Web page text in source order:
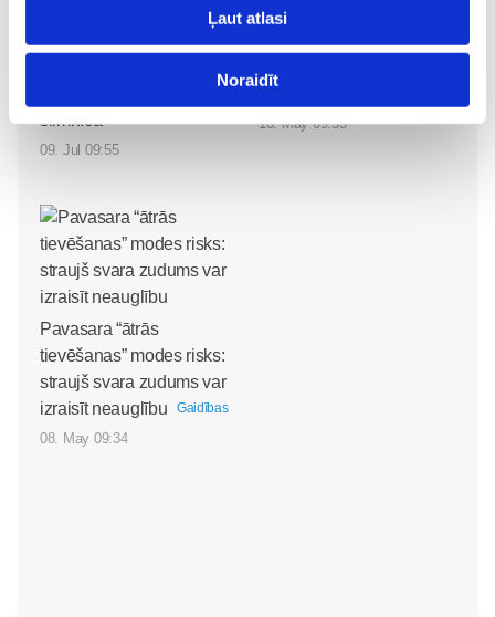
Ļaut atlasi
Noraidīt
slimnīcā
09. Jul 09:55
Iepazīstamies -
16. May 09:55
Pavasara “ātrās
tievēšanas” modes risks:
straujš svara zudums var
izraisīt neauglību
Gaidības
08. May 09:34